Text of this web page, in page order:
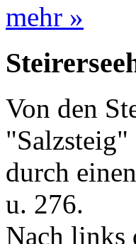
mehr »
Von den
durch
u. 276.
Nach links